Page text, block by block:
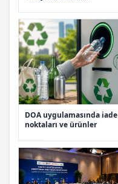
DOA uygulamasında iade
noktaları ve ürünler